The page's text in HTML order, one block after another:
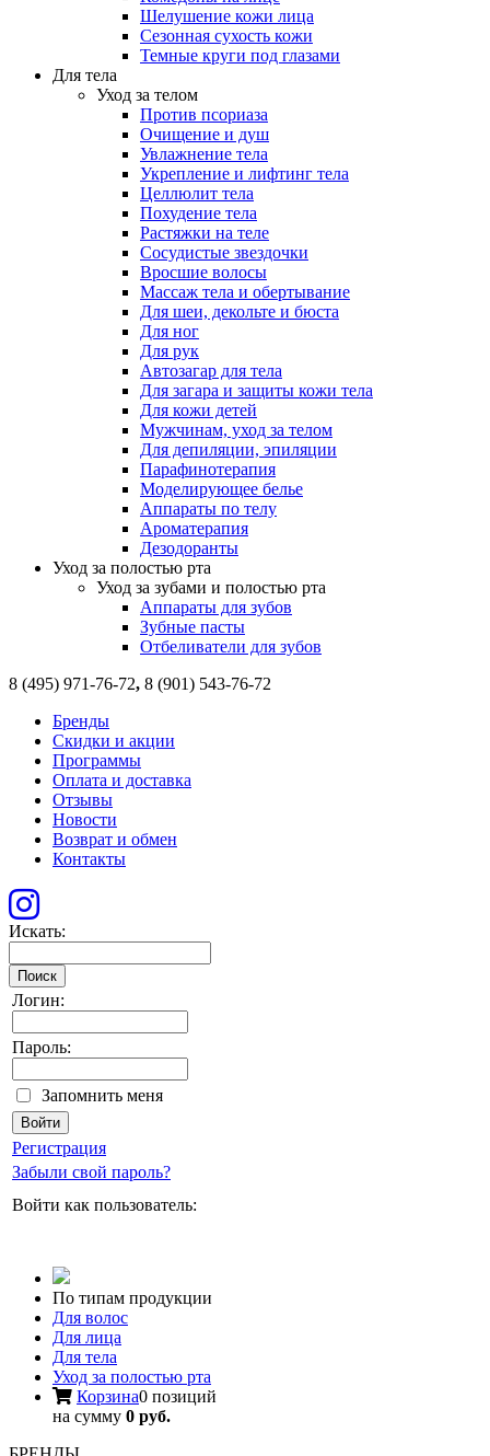
Шелушение кожи лица
Сезонная сухость кожи
Темные круги под глазами
Для тела
Уход за телом
Против псориаза
Очищение и душ
Увлажнение тела
Укрепление и лифтинг тела
Целлюлит тела
Похудение тела
Растяжки на теле
Сосудистые звездочки
Вросшие волосы
Массаж тела и обертывание
Для шеи, декольте и бюста
Для ног
Для рук
Автозагар для тела
Для загара и защиты кожи тела
Для кожи детей
Мужчинам, уход за телом
Для депиляции, эпиляции
Парафинотерапия
Моделирующее белье
Аппараты по телу
Ароматерапия
Дезодоранты
Уход за полостью рта
Уход за зубами и полостью рта
Аппараты для зубов
Зубные пасты
Отбеливатели для зубов
8 (495) 971-76-72, 8 (901) 543-76-72
Бренды
Скидки и акции
Программы
Оплата и доставка
Отзывы
Новости
Возврат и обмен
Контакты
Искать:
Поиск
Логин:
Пароль:
Запомнить меня
Регистрация
Забыли свой пароль?
Войти как пользователь:
По типам продукции
Для волос
Для лица
Для тела
Уход за полостью рта
Корзина0 позиций
на сумму 0 руб.